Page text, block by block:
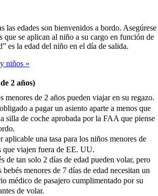
las edades son bienvenidos a bordo. Asegúrese
que se aplican al niño a su cargo en función de
es la edad del niño en el día de salida.
niños
2 años)
menores de 2 años pueden viajar en su regazo.
a pagar un asiento aparte a menos que
silla de coche aprobada por la FAA que piense
aplicable una tasa para los niños menores de
que viajen fuera de EE. UU.
de tan solo 2 días de edad pueden volar, pero
bebés menores de 7 días de edad necesitan un
médico de pasajero cumplimentado por su
de volar.